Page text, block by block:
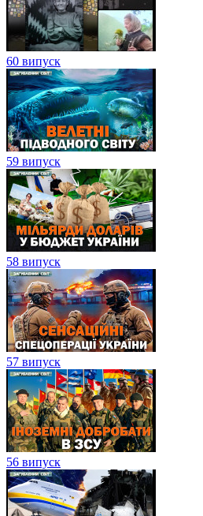
60 випуск
59 випуск
58 випуск
57 випуск
56 випуск